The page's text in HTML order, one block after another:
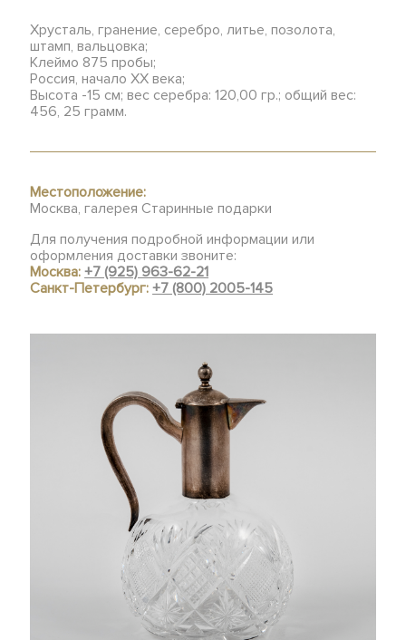
Хрусталь, гранение, серебро, литье, позолота,
штамп, вальцовка;
Клеймо 875 пробы;
Россия, начало ХХ века;
Высота -15 см; вес серебра: 120,00 гр.; общий вес:
456, 25 грамм.
Местоположение:
Москва, галерея Старинные подарки
Для получения подробной информации или
оформления доставки звоните:
Москва:+7 (925) 963-62-21
Санкт-Петербург:+7 (800) 2005-145